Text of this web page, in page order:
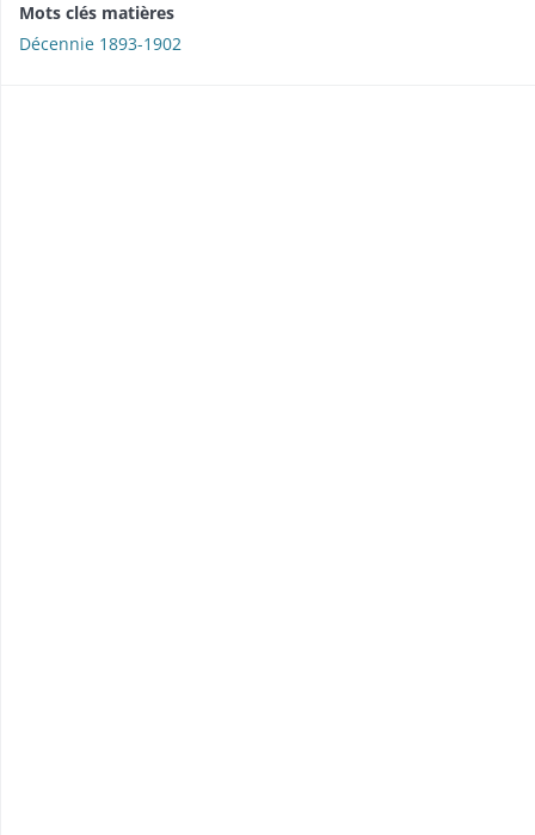
Mots clés matières
Décennie 1893-1902